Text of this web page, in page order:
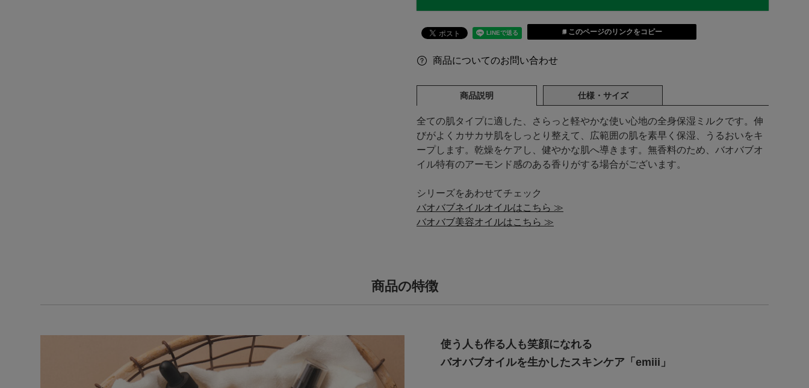
このページのリンクをコピー
商品についてのお問い合わせ
商品説明 仕様・サイズ
全ての肌タイプに適した、さらっと軽やかな使い心地の全身保湿ミルクです。伸
びがよくカサカサ肌をしっとり整えて、広範囲の肌を素早く保湿、うるおいをキ
ープします。乾燥をケアし、健やかな肌へ導きます。無香料のため、バオバブオ
イル特有のアーモンド感のある香りがする場合がございます。
シリーズをあわせてチェック
バオバブネイルオイルはこちら ≫
バオバブ美容オイルはこちら ≫
商品の特徴
使う人も作る人も笑顔になれる
バオバブオイルを生かしたスキンケア「emiii」